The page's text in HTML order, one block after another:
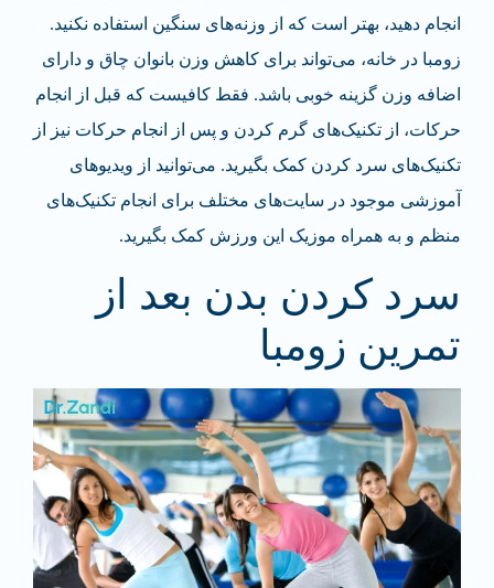
انجام دهید، بهتر است که از وزنه‌های سنگین استفاده نکنید.
زومبا در خانه، می‌تواند برای کاهش وزن بانوان چاق و دارای
اضافه وزن گزینه خوبی باشد. فقط کافیست که قبل از انجام
حرکات، از تکنیک‌های گرم کردن و پس از انجام حرکات نیز از
تکنیک‌های سرد کردن کمک بگیرید. می‌توانید از ویدیوهای
آموزشی موجود در سایت‌های مختلف برای انجام تکنیک‌های
منظم و به همراه موزیک این ورزش کمک بگیرید.
سرد کردن بدن بعد از
تمرین زومبا